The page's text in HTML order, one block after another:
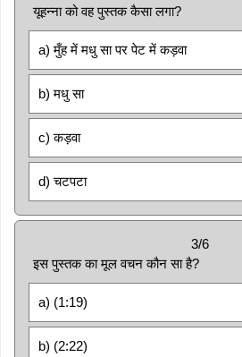
यूहन्ना को वह पुस्तक कैसा लगा?
a) मुँह में मधु सा पर पेट में कड़वा
b) मधु सा
c) कड़वा
d) चटपटा
3/6
इस पुस्तक का मूल वचन कौन सा है?
a) (1:19)
b) (2:22)